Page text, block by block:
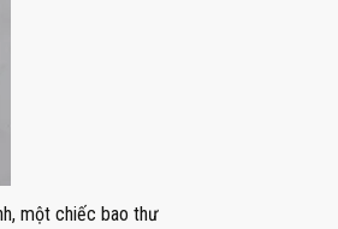
một chiếc bao thư